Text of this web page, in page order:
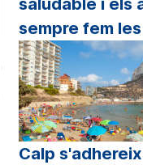
saludable i els
sempre fem
Calp